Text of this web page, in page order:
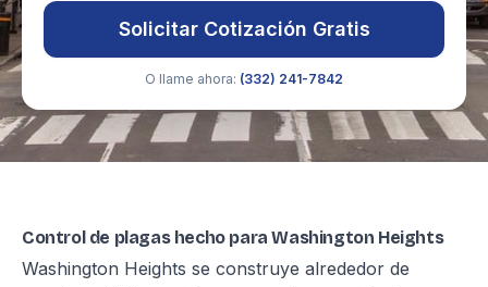
Solicitar Cotización Gratis
O llame ahora: (332) 241-7842
Control de plagas hecho para Washington Heights
Washington Heights se construye alrededor de